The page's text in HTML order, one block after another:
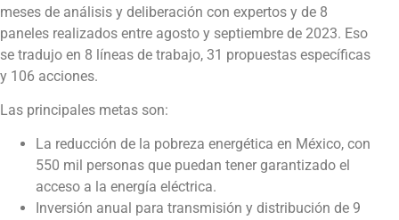
meses de análisis y deliberación con expertos y de 8
paneles realizados entre agosto y septiembre de 2023. Eso
se tradujo en 8 líneas de trabajo, 31 propuestas específicas
y 106 acciones.
Las principales metas son:
La reducción de la pobreza energética en México, con
550 mil personas que puedan tener garantizado el
acceso a la energía eléctrica.
Inversión anual para transmisión y distribución de 9